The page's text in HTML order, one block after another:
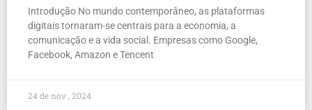
Introdução No mundo contemporâneo, as plataformas
digitais tornaram-se centrais para a economia, a
comunicação e a vida social. Empresas como Google,
Facebook, Amazon e Tencent
24 de nov , 2024